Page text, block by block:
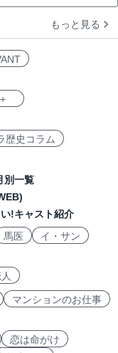
もっと見る
歴史コラム
別一覧
!キャスト紹介
馬医
イ・サン
マンションのお仕事
恋は命がけ